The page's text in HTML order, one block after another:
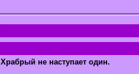
Храбрый не наступает один.